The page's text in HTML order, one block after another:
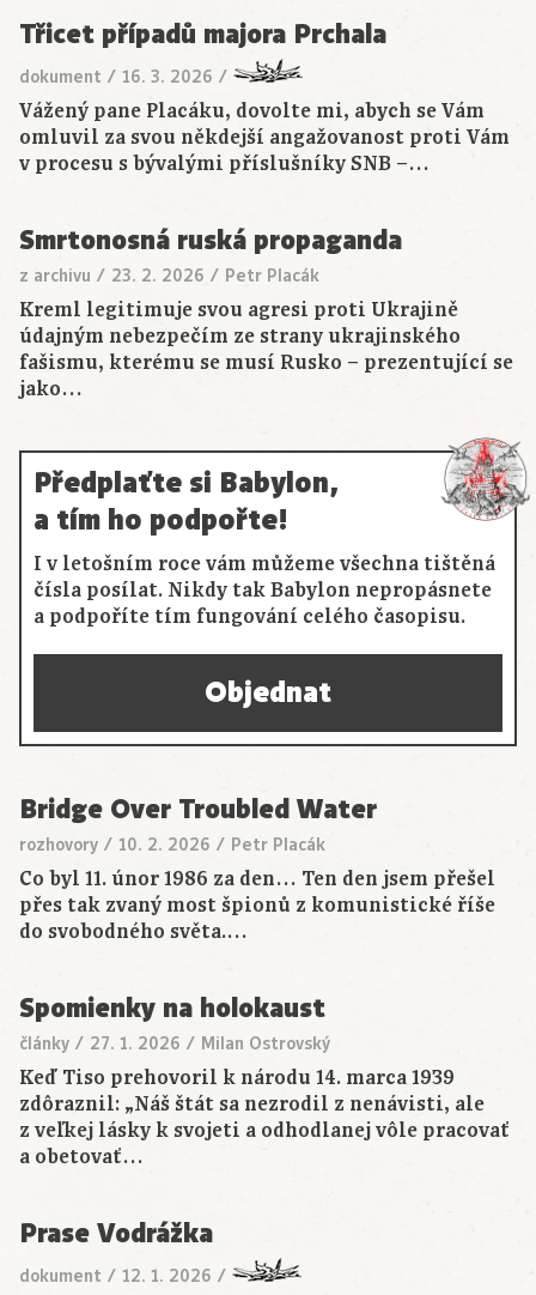
Třicet případů majora Prchala
dokument / 16. 3. 2026 /
Vážený pane Placáku, dovolte mi, abych se Vám
omluvil za svou někdejší angažovanost proti Vám
v procesu s bývalými příslušníky SNB –…
Smrtonosná ruská propaganda
z archivu / 23. 2. 2026 / Petr Placák
Kreml legitimuje svou agresi proti Ukrajině
údajným nebezpečím ze strany ukrajinského
fašismu, kterému se musí Rusko – prezentující se
jako…
Předplaťte si Babylon,
a tím ho podpořte!
I v letošním roce vám můžeme všechna tištěná
čísla posílat. Nikdy tak Babylon nepropásnete
a podpoříte tím fungování celého časopisu.
Objednat
Bridge Over Troubled Water
rozhovory / 10. 2. 2026 / Petr Placák
Co byl 11. únor 1986 za den… Ten den jsem přešel
přes tak zvaný most špionů z komunistické říše
do svobodného světa.…
Spomienky na holokaust
články / 27. 1. 2026 / Milan Ostrovský
Keď Tiso prehovoril k národu 14. marca 1939
zdôraznil: „Náš štát sa nezrodil z nenávisti, ale
z veľkej lásky k svojeti a odhodlanej vôle pracovať
a obetovať…
Prase Vodrážka
dokument / 12. 1. 2026 /